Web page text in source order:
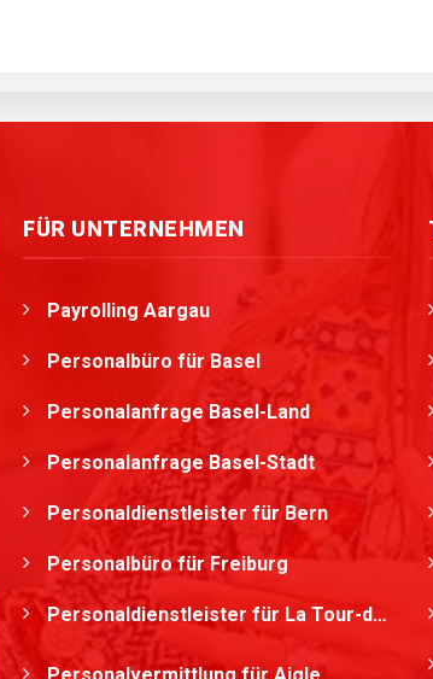
FÜR UNTERNEHMEN
Payrolling Aargau
Personalbüro für Basel
Personalanfrage Basel-Land
Personalanfrage Basel-Stadt
Personaldienstleister für Bern
Personalbüro für Freiburg
Personaldienstleister für La Tour-de-Peilz